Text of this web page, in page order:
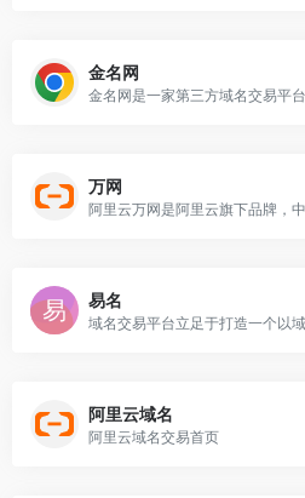
金名网
万网
易名
阿里云域名
阿里云域名交易首页